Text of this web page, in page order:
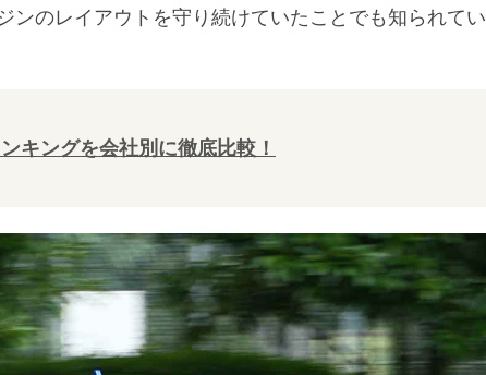
ンのレイアウトを守り続けていたことでも知られてい
キングを会社別に徹底比較！